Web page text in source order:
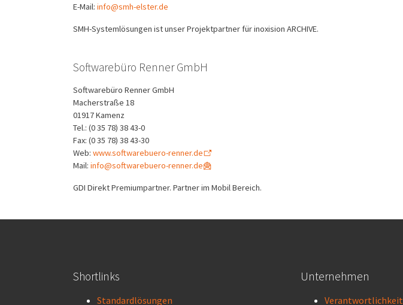
E-Mail: info@smh-elster.de
SMH-Systemlösungen ist unser Projektpartner für inoxision ARCHIVE.
Softwarebüro Renner GmbH
Softwarebüro Renner GmbH
Macherstraße 18
01917 Kamenz
Tel.: (0 35 78) 38 43-0
Fax: (0 35 78) 38 43-30
Web: www.softwarebuero-renner.de
Mail: info@softwarebuero-renner.de
GDI Direkt Premiumpartner. Partner im Mobil Bereich.
Shortlinks
Standardlösungen
Unternehmen
Verantwortlichkeit